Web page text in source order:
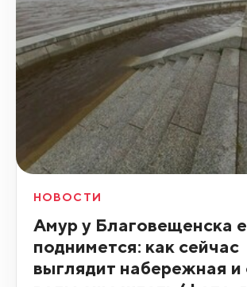
НОВОСТИ
Амур у Благовещенска
поднимется: как сейчас
выглядит набережная и